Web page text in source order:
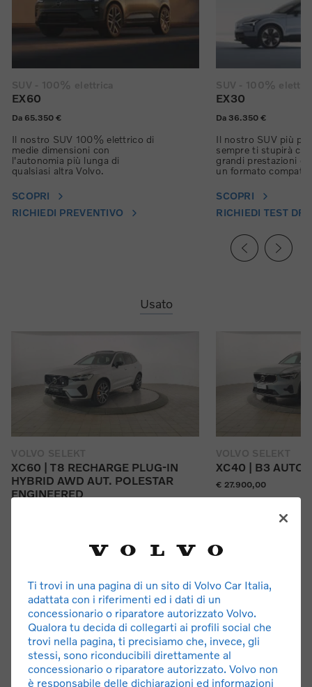
EX60
Da 65.350 €
Il nostro SUV 100% elettrico di
medie dimensioni con
l'autonomia più lunga di
qualsiasi altra Volvo.
SCOPRI
RICHIEDI PREVENTIVO
EX30
Da 36.350 €
Il nostro SUV più
sempre ti stupirà
grandi prestazioni
un formato
SCOPRI
RICHIEDI TEST
Usato
XC60 | T8 RECHARGE PLUG-IN
HYBRID AWD AUT. POLESTAR
ENGINEERED
benzina-elettrica-ibrida 310CV
VIA MILANO, 218
20013 MAGENTA
SCEGLI
XC40 | B3
€ 27.900,00
SICURAUTO SRL
SCEGLI
Ti trovi in una pagina di un sito di Volvo Car Italia,
adattata con i riferimenti ed i dati di un
concessionario o riparatore autorizzato Volvo.
Qualora tu decida di collegarti ai profili social che
trovi nella pagina, ti precisiamo che, invece, gli
stessi, sono riconducibili direttamente al
concessionario o riparatore autorizzato. Volvo non
è responsabile delle dichiarazioni ed informazioni